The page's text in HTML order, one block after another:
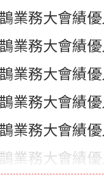
業務大會績優
業務大會績優
業務大會績優
業務大會績優
業務大會績優
業務大會績優